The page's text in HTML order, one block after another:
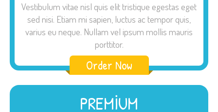
Vestibulum vitae nisl quis elit tristique egestas eget
sed nisi. Etiam mi sapien, luctus ac tempor quis,
varius eu neque. Nullam vel ipsum mollis mauris
porttitor.
Order Now
PREMIUM